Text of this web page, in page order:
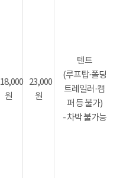
18,000
원
23,000
원
텐트
(루프탑·폴딩
트레일러·캠
퍼 등 불가)
- 차박 불가능